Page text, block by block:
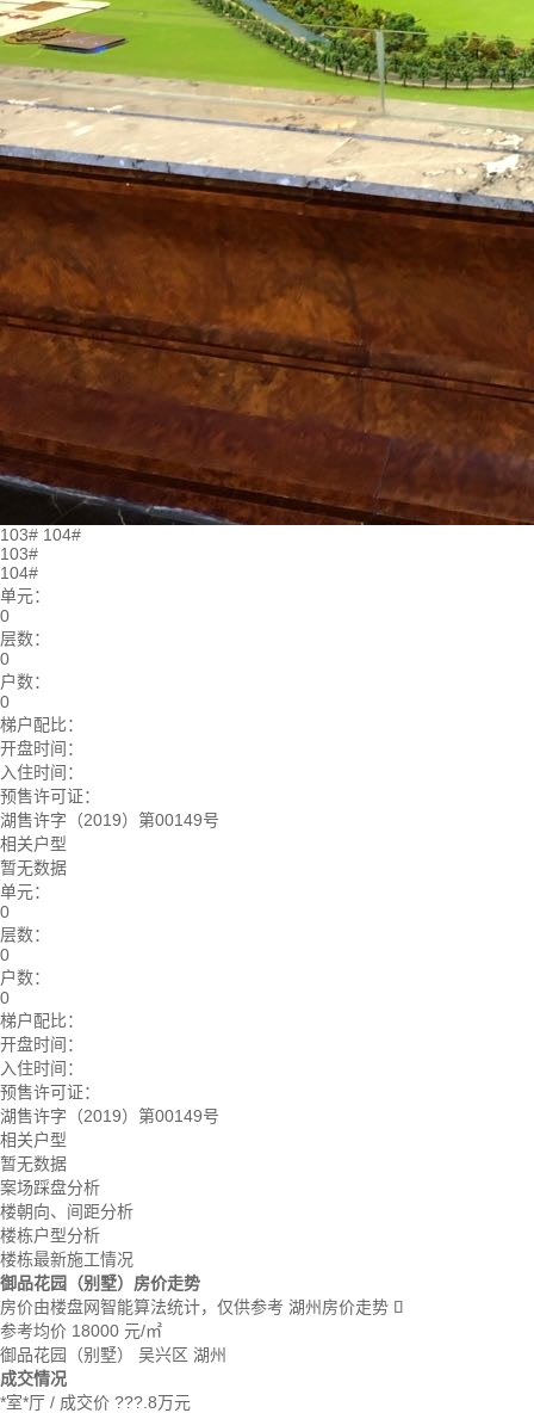
103# 104#
103#
104#
单元：
0
层数：
0
户数：
0
梯户配比：
开盘时间：
入住时间：
预售许可证：
湖售许字（2019）第00149号
相关户型
暂无数据
单元：
0
层数：
0
户数：
0
梯户配比：
开盘时间：
入住时间：
预售许可证：
湖售许字（2019）第00149号
相关户型
暂无数据
案场踩盘分析
楼朝向、间距分析
楼栋户型分析
楼栋最新施工情况
御品花园（别墅）房价走势
房价由楼盘网智能算法统计，仅供参考 湖州房价走势 
参考均价 18000 元/㎡
御品花园（别墅）
吴兴区 湖州
成交情况
*室*厅 / 成交价 ???.8万元